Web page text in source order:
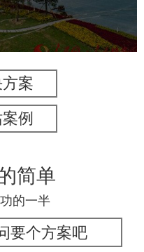
智能垃圾桶
案
例
简单
的一半
要个方案吧